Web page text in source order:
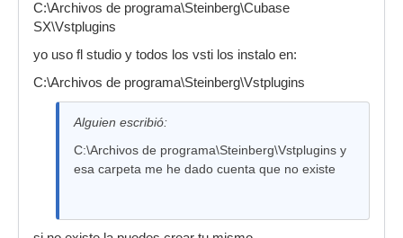
C:\Archivos de programa\Steinberg\Cubase
SX\Vstplugins
yo uso fl studio y todos los vsti los instalo en:
C:\Archivos de programa\Steinberg\Vstplugins
Alguien escribió:
C:\Archivos de programa\Steinberg\Vstplugins y
esa carpeta me he dado cuenta que no existe